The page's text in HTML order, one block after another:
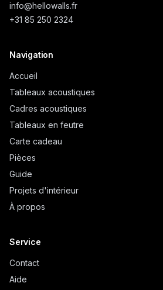
info@hellowalls.fr
+31 85 250 2324
Navigation
Accueil
Tableaux acoustiques
Cadres acoustiques
Tableaux en feutre
Carte cadeau
Pièces
Guide
Projets d'intérieur
À propos
Service
Contact
Aide